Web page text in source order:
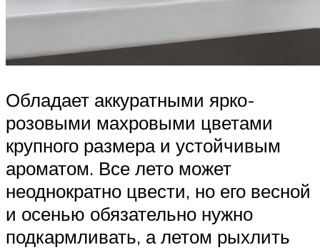
Обладает аккуратными ярко-
розовыми махровыми цветами
крупного размера и устойчивым
ароматом. Все лето может
неоднократно цвести, но его весной
и осенью обязательно нужно
подкармливать, а летом рыхлить